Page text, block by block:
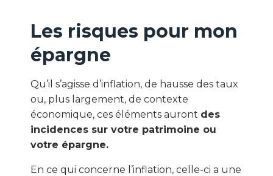
Les risques pour mon
épargne
Qu’il s’agisse d’inflation, de hausse des taux
ou, plus largement, de contexte
économique, ces éléments auront des
incidences sur votre patrimoine ou
votre épargne.
En ce qui concerne l’inflation, celle-ci a une